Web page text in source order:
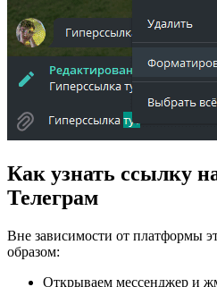
Как узнать ссылку
Телеграм
Вне зависимости от платформы
образом:
Открываем мессенджер и